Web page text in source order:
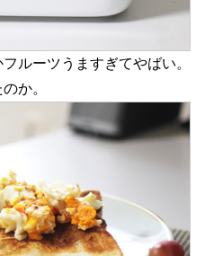
ルーツうますぎてやばい。
か。